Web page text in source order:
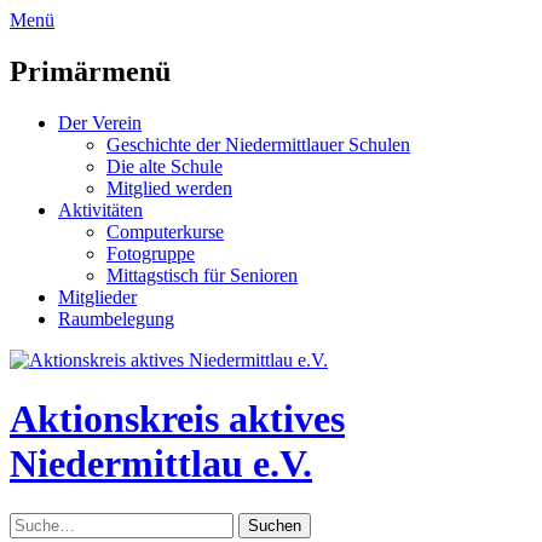
zum
überspringen
Menü
Primärmenü
Der Verein
Geschichte der Niedermittlauer Schulen
Die alte Schule
Mitglied werden
Aktivitäten
Computerkurse
Fotogruppe
Mittagstisch für Senioren
Mitglieder
Raumbelegung
Header
Aktionskreis aktives
Niedermittlau e.V.
Suche